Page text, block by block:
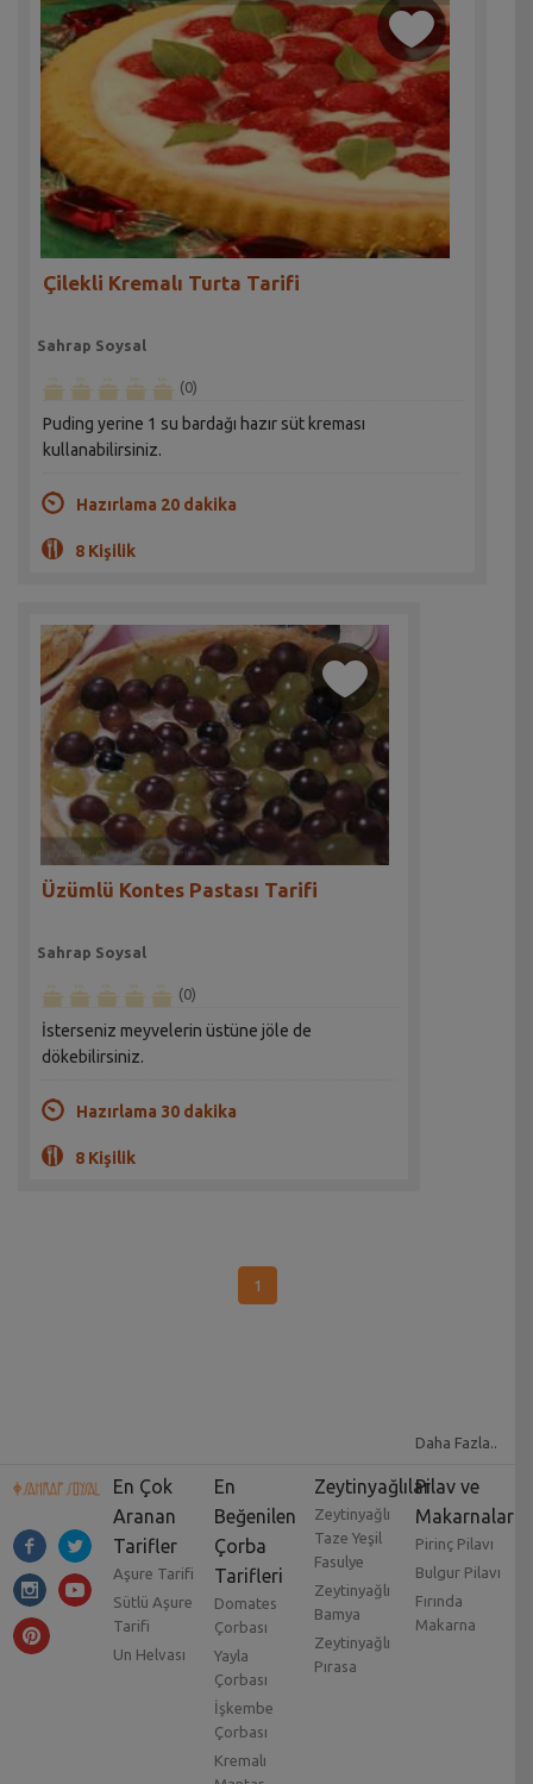
Çilekli Kremalı Turta Tarifi
Sahrap Soysal
(0)
Puding yerine 1 su bardağı hazır süt kreması
kullanabilirsiniz.
Hazırlama 20 dakika
8 Kişilik
Üzümlü Kontes Pastası Tarifi
Sahrap Soysal
(0)
İsterseniz meyvelerin üstüne jöle de
dökebilirsiniz.
Hazırlama 30 dakika
8 Kişilik
1
Daha Fazla..
En Çok
Aranan
Tarifler
Aşure Tarifi
Sütlü Aşure
Tarifi
Un Helvası
En
Beğenilen
Çorba
Tarifleri
Domates
Çorbası
Yayla
Çorbası
İşkembe
Çorbası
Kremalı
Zeytinyağlılar
Zeytinyağlı
Taze Yeşil
Fasulye
Zeytinyağlı
Bamya
Zeytinyağlı
Pırasa
Pilav ve
Makarnalar
Pirinç Pilavı
Bulgur Pilavı
Fırında
Makarna